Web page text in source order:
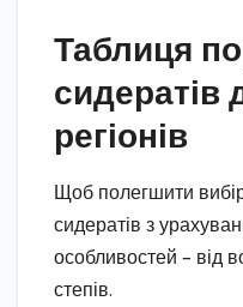
Таблиця
сидератів
регіонів
Щоб полегшити
сидератів з
особливостей – від
степів.